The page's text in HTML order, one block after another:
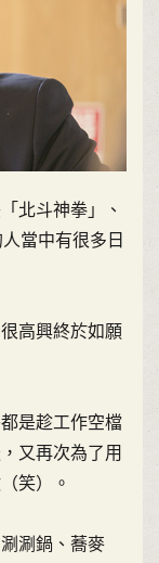
北斗神拳」、
當中有很多日
高興終於如願
是趁工作空檔
又再次為了用
笑）。
涮鍋、蕎麥